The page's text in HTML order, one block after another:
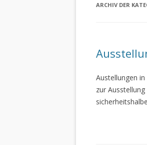
ARCHIV DER
Austellungen
zur